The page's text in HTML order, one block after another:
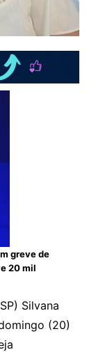
greve de
20 mil
Silvana
(20)